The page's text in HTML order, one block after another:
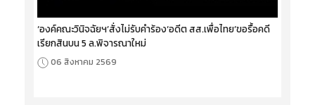
‘องค์คณะวินิจฉัยฯ’สั่งไม่รับคำร้อง‘อดีต สส.เพื่อไทย’ขอรื้อคดี
เรียกสินบน 5 ล.พิจารณาใหม่
06 สิงหาคม 2569